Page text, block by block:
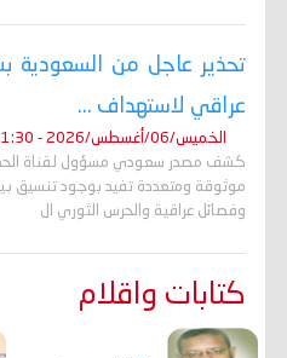
تحذير عاجل من السعودية
عراقي لاستهداف ...
الخميس/06/أغسطس/2026 - 11:30 م
كشف مصدر سعودي مسؤول لقناة الحدث
موثوقة ومتعددة تفيد بوجود تنسيق
وفصائل عراقية والحرس الثوري ال
كتابات واقلام